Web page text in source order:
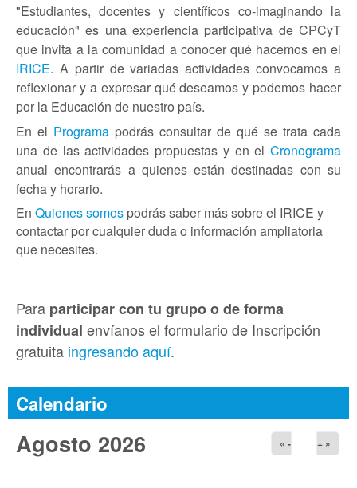
"Estudiantes, docentes y científicos co-imaginando la
educación" es una experiencia participativa de CPCyT
que invita a la comunidad a conocer qué hacemos en el
IRICE. A partir de variadas actividades convocamos a
reflexionar y a expresar qué deseamos y podemos hacer
por la Educación de nuestro país.
En el Programa podrás consultar de qué se trata cada
una de las actividades propuestas y en el Cronograma
anual encontrarás a quienes están destinadas con su
fecha y horario.
En Quienes somos podrás saber más sobre el IRICE y
contactar por cualquier duda o información ampliatoria
que necesites.
Para participar con tu grupo o de forma
individual envíanos el formulario de Inscripción
gratuita ingresando aquí.
Calendario
Agosto 2026 « - + »